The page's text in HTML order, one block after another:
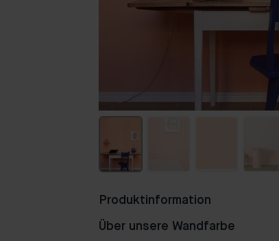
Produktinformation
Über unsere Wandfarbe